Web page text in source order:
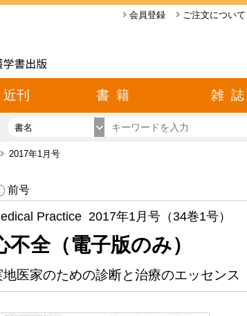
ご注文について
会員登録
刊 書 籍 雑 誌
書名
2017年1月号
前号
Practice 2017年1月号（34巻1号）
不全（電子版のみ）
地医家のための診断と治療のエッセンス